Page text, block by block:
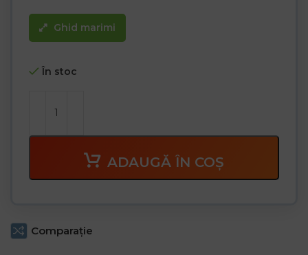
Ghid marimi
În stoc
ADAUGĂ ÎN COȘ
Comparaţie